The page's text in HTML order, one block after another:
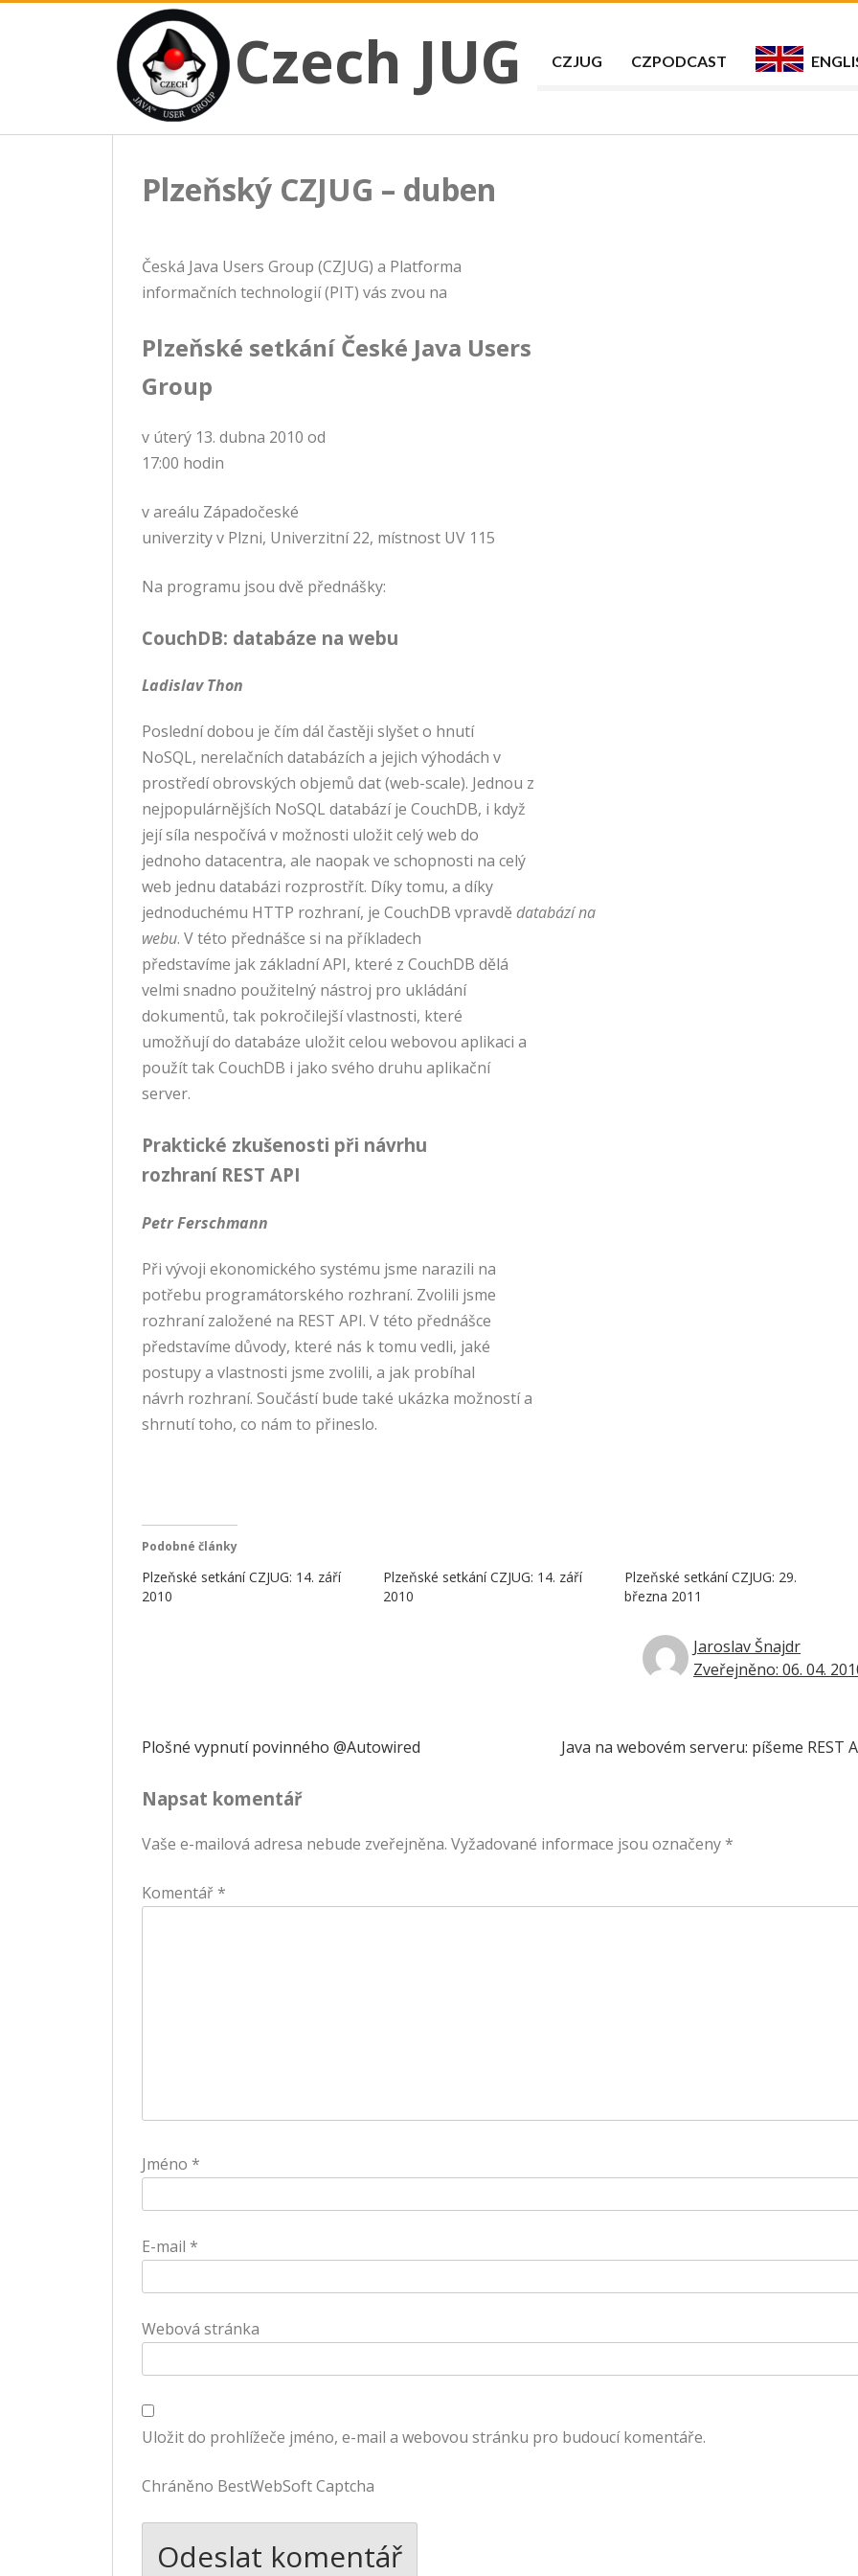
Czech JUG
CZECH JAVA USER GROUP
Czech JUG CZJUG CZPODCAST
Plzeňský CZJUG – duben
Česká Java Users Group (CZJUG) a Platforma
informačních technologií (PIT) vás zvou na
Plzeňské setkání České Java Users
Group
v úterý 13. dubna 2010 od
17:00 hodin
v areálu Západočeské
univerzity v Plzni, Univerzitní 22, místnost UV 115
Na programu jsou dvě přednášky:
CouchDB: databáze na webu
Ladislav Thon
Poslední dobou je čím dál častěji slyšet o hnutí
NoSQL, nerelačních databázích a jejich výhodách v
prostředí obrovských objemů dat (web-scale). Jednou z
nejpopulárnějších NoSQL databází je CouchDB, i když
její síla nespočívá v možnosti uložit celý web do
jednoho datacentra, ale naopak ve schopnosti na celý
web jednu databázi rozprostřít. Díky tomu, a díky
jednoduchému HTTP rozhraní, je CouchDB vpravdě databází na
webu. V této přednášce si na příkladech
představíme jak základní API, které z CouchDB dělá
velmi snadno použitelný nástroj pro ukládání
dokumentů, tak pokročilejší vlastnosti, které
umožňují do databáze uložit celou webovou aplikaci a
použít tak CouchDB i jako svého druhu aplikační
server.
Praktické zkušenosti při návrhu
rozhraní REST API
Petr Ferschmann
Při vývoji ekonomického systému jsme narazili na
potřebu programátorského rozhraní. Zvolili jsme
rozhraní založené na REST API. V této přednášce
představíme důvody, které nás k tomu vedli, jaké
postupy a vlastnosti jsme zvolili, a jak probíhal
návrh rozhraní. Součástí bude také ukázka možností a
shrnutí toho, co nám to přineslo.
Podobné články
Plzeňské setkání CZJUG: 14. září
2010
Plzeňské setkání CZJUG: 14. září
2010
Plzeňské setkání CZJUG: 29.
března 2011
Jaroslav Šnajdr
Zveřejněno: 06. 04.
Navigace
pro
příspěvek
Plošné vypnutí povinného @Autowired Java na webovém serveru: píšeme REST
Napsat komentář
Vaše e-mailová adresa nebude zveřejněna. Vyžadované informace jsou označeny *
Komentář *
Jméno *
E-mail *
Webová stránka
Uložit do prohlížeče jméno, e-mail a webovou stránku pro budoucí komentáře.
Chráněno BestWebSoft Captcha